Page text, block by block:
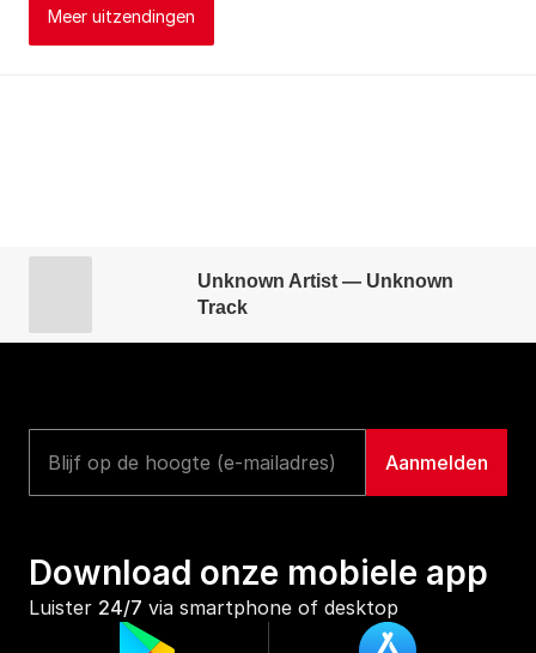
Meer uitzendingen
Unknown Artist — Unknown
Track
Download onze mobiele app
Luister 24/7 via smartphone of desktop